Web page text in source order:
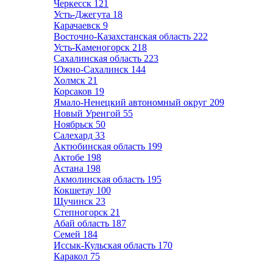
Черкесск 121
Усть-Джегута 18
Карачаевск 9
Восточно-Казахстанская область 222
Усть-Каменогорск 218
Сахалинская область 223
Южно-Сахалинск 144
Холмск 21
Корсаков 19
Ямало-Ненецкий автономный округ 209
Новый Уренгой 55
Ноябрьск 50
Салехард 33
Актюбинская область 199
Актобе 198
Астана 198
Акмолинская область 195
Кокшетау 100
Щучинск 23
Степногорск 21
Абай область 187
Семей 184
Иссык-Кульская область 170
Каракол 75